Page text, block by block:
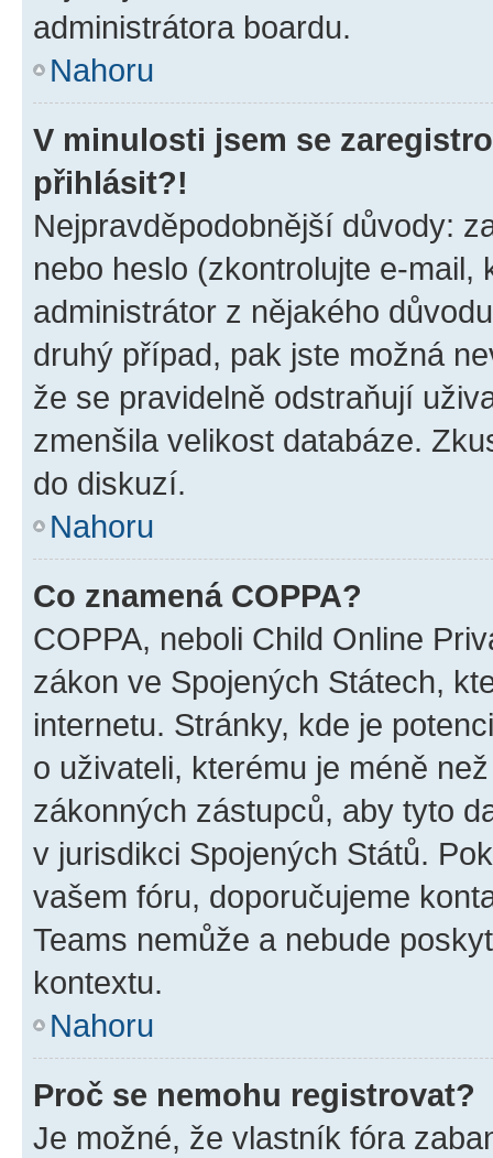
administrátora boardu.
Nahoru
V minulosti jsem se
přihlásit?!
Nejpravděpodobnější důvody:
nebo heslo (zkontrolujte e-
administrátor z nějakého
druhý případ, pak jste možná
že se pravidelně odstraňují
zmenšila velikost databáze.
do diskuzí.
Nahoru
Co znamená COPPA?
COPPA, neboli Child Online
zákon ve Spojených Státech,
internetu. Stránky, kde je
o uživateli, kterému je méně
zákonných zástupců, aby tyto
v jurisdikci Spojených Států.
vašem fóru, doporučujeme
Teams nemůže a nebude
kontextu.
Nahoru
Proč se nemohu registrovat?
Je možné, že vlastník fóra